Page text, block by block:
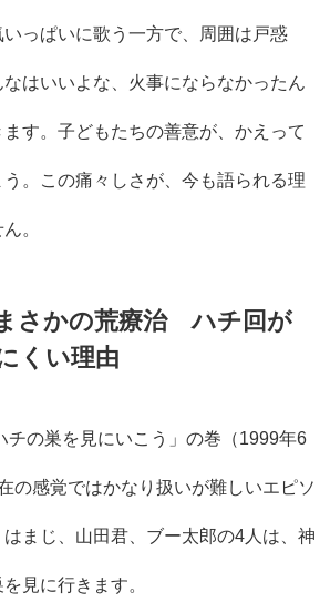
っぱいに歌う一方で、周囲は戸惑
はいいよな、火事にならなかったん
す。子どもたちの善意が、かえって
。この痛々しさが、今も語られる理
。
さかの荒療治 ハチ回が
くい理由
の巣を見にいこう」の巻（1999年6
の感覚ではかなり扱いが難しいエピソ
まじ、山田君、ブー太郎の4人は、神
見に行きます。